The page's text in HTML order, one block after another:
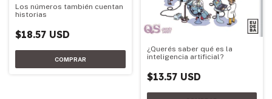
Los números también cuentan
historias
$18.57 USD
¿Querés saber qué es la
inteligencia artificial?
$13.57 USD